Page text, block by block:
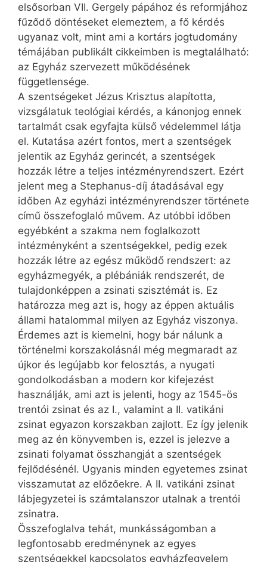
elsősorban VII. Gergely pápához és reformjához
fűződő döntéseket elemeztem, a fő kérdés
ugyanaz volt, mint ami a kortárs jogtudomány
témájában publikált cikkeimben is megtalálható:
az Egyház szervezett működésének
függetlensége.
A szentségeket Jézus Krisztus alapította,
vizsgálatuk teológiai kérdés, a kánonjog ennek
tartalmát csak egyfajta külső védelemmel látja
el. Kutatása azért fontos, mert a szentségek
jelentik az Egyház gerincét, a szentségek
hozzák létre a teljes intézményrendszert. Ezért
jelent meg a Stephanus-díj átadásával egy
időben Az egyházi intézményrendszer története
című összefoglaló művem. Az utóbbi időben
egyébként a szakma nem foglalkozott
intézményként a szentségekkel, pedig ezek
hozzák létre az egész működő rendszert: az
egyházmegyék, a plébániák rendszerét, de
tulajdonképpen a zsinati szisztémát is. Ez
határozza meg azt is, hogy az éppen aktuális
állami hatalommal milyen az Egyház viszonya.
Érdemes azt is kiemelni, hogy bár nálunk a
történelmi korszakolásnál még megmaradt az
újkor és legújabb kor felosztás, a nyugati
gondolkodásban a modern kor kifejezést
használják, ami azt is jelenti, hogy az 1545-ös
trentói zsinat és az I., valamint a II. vatikáni
zsinat egyazon korszakban zajlott. Ez így jelenik
meg az én könyvemben is, ezzel is jelezve a
zsinati folyamat összhangját a szentségek
fejlődésénél. Ugyanis minden egyetemes zsinat
visszamutat az előzőekre. A II. vatikáni zsinat
lábjegyzetei is számtalanszor utalnak a trentói
zsinatra.
Összefoglalva tehát, munkásságomban a
legfontosabb eredménynek az egyes
szentségekkel kapcsolatos egyházfegyelem